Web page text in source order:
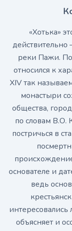
«Хотька»
действительно
реки Пажи.
относился к
XIV так
монастыри
общества,
по словам В.О.
постричься в
основателе и
ведь
объясняет и